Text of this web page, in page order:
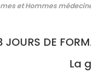
et Hommes
JOURS DE
La